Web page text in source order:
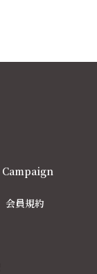
Campaign
会員規約